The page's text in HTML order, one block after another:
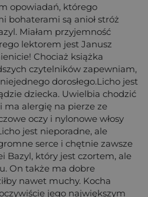
opowiadań, którego
bohaterami są anioł stróż
Miałam przyjemność
lektorem jest Janusz
Chociaż książka
czytelników zapewniam,
dorosłego.Licho jest
dziecka. Uwielbia chodzić
ma alergię na pierze ze
oczy i nylonowe włosy
jest nieporadne, ale
serce i chętnie zawsze
Bazyl, który jest czortem, ale
On także ma dobre
nawet muchy. Kocha
jego największym